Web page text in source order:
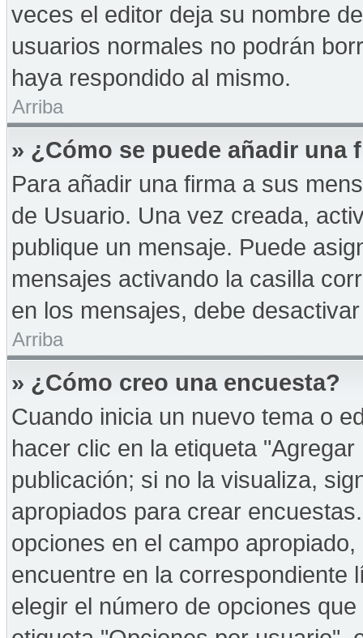
veces el editor deja su nombre
usuarios normales no podrán
haya respondido al mismo.
Arriba
» ¿Cómo se puede añadir una
Para añadir una firma a sus
de Usuario. Una vez creada,
publique un mensaje. Puede
mensajes activando la casilla
en los mensajes, debe
Arriba
» ¿Cómo creo una encuesta?
Cuando inicia un nuevo tema o
hacer clic en la etiqueta
publicación; si no la visualiza,
apropiados para crear
opciones en el campo
encuentre en la correspondiente
elegir el número de opciones